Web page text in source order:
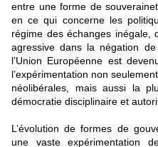
entre une forme de
en ce qui concerne les
régime des échanges inégale,
agressive dans la négation
l’Union Européenne est
l’expérimentation non
néolibérales, mais aussi la
démocratie disciplinaire et
L’évolution de formes de
une vaste expérimentation